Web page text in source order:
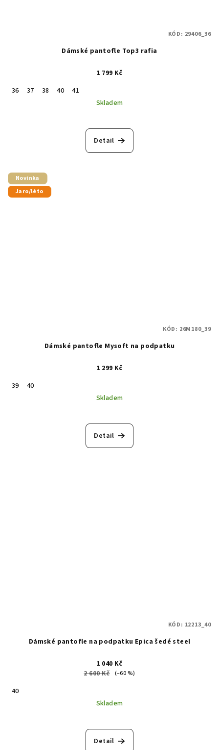
Dámské pantofle Top3 rafia
1 799 Kč
36
37 38 40
41
Skladem
Detail
KÓD: 29406_36
Novinka
Jaro/léto
Dámské pantofle Mysoft na podpatku
1 299 Kč
39
40
Skladem
Detail
KÓD: 26M180_39
Dámské pantofle na podpatku Epica šedé steel
1 040 Kč
2 600 Kč
(–60 %)
40
Skladem
Detail
KÓD: 12213_40